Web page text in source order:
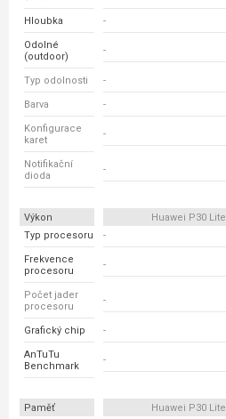
Hloubka -
Odolné
(outdoor)
-
Typ odolnosti -
Barva -
Konfigurace
karet
-
Notifikační
dioda
-
Výkon Huawei P30 Lite
Typ procesoru
-
Frekvence
procesoru
-
Počet jader
procesoru
-
Grafický chip -
AnTuTu
Benchmark
-
Paměť Huawei P30 Lite